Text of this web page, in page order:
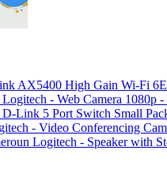
AX5400 High Gain Wi-Fi
Logitech - Web Camera 1080p
Link 5 Port Switch Small
- Video Conferencing
Logitech - Speaker with